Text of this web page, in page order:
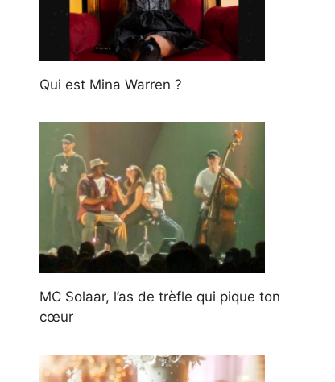
Qui est Mina Warren ?
MC Solaar, l’as de trèfle qui pique ton
cœur